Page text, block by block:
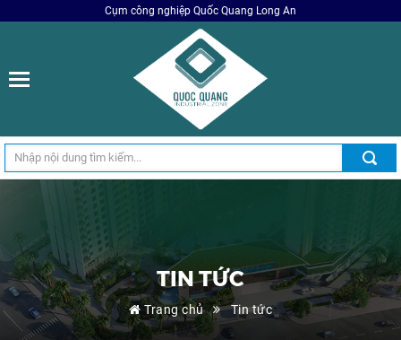
Cụm công nghiệp Quốc Quang Long An
TIN TỨC
Trang chủ Tin tức